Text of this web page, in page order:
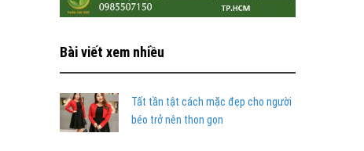
Bài viết xem nhiều
Tất tần tật cách mặc đẹp cho người
béo trở nên thon gọn